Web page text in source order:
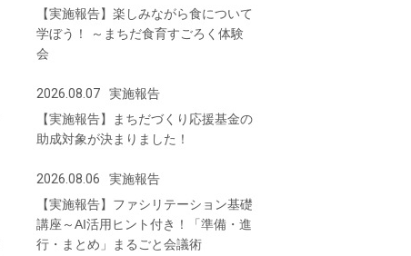
【実施報告】楽しみながら食について
学ぼう！ ～まちだ食育すごろく体験
会
2026.08.07
実施報告
【実施報告】まちだづくり応援基金の
助成対象が決まりました！
2026.08.06
実施報告
【実施報告】ファシリテーション基礎
講座～AI活用ヒント付き！「準備・進
行・まとめ」まるごと会議術